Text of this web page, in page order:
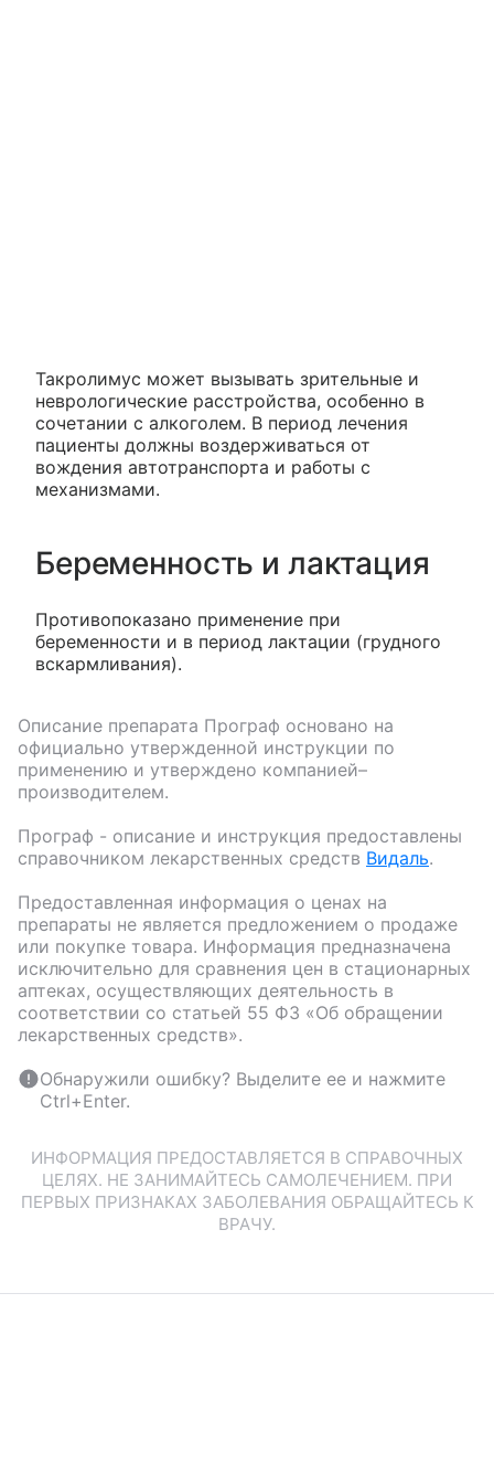
Такролимус может вызывать зрительные и
неврологические расстройства, особенно в
сочетании с алкоголем. В период лечения
пациенты должны воздерживаться от
вождения автотранспорта и работы с
механизмами.
Беременность и лактация
Противопоказано применение при
беременности и в период лактации (грудного
вскармливания).
Описание препарата Програф основано на
официально утвержденной инструкции по
применению и утверждено компанией–
производителем.
Програф - описание и инструкция предоставлены
справочником лекарственных средств Видаль.
Предоставленная информация о ценах на
препараты не является предложением о продаже
или покупке товара. Информация предназначена
исключительно для сравнения цен в стационарных
аптеках, осуществляющих деятельность в
соответствии со статьей 55 ФЗ «Об обращении
лекарственных средств».
Обнаружили ошибку? Выделите ее и нажмите
Ctrl+Enter.
ИНФОРМАЦИЯ ПРЕДОСТАВЛЯЕТСЯ В СПРАВОЧНЫХ
ЦЕЛЯХ. НЕ ЗАНИМАЙТЕСЬ САМОЛЕЧЕНИЕМ. ПРИ
ПЕРВЫХ ПРИЗНАКАХ ЗАБОЛЕВАНИЯ ОБРАЩАЙТЕСЬ К
ВРАЧУ.